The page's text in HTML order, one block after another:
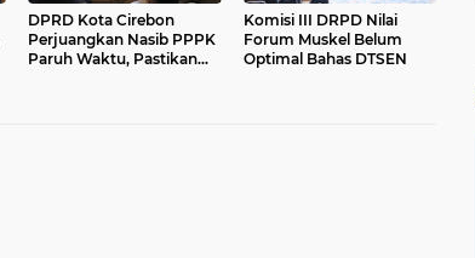
DPRD Kota Cirebon
Perjuangkan Nasib PPPK
Paruh Waktu, Pastikan
Komisi III DRPD Nilai
Forum Muskel Belum
Optimal Bahas DTSEN